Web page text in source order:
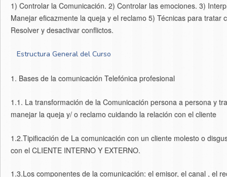
1) Controlar la Comunicación. 2) Controlar las emociones. 3)
Manejar eficazmente la queja y el reclamo 5) Técnicas para
Resolver y desactivar conflictos.
Estructura General del Curso
1. Bases de la comunicación Telefónica profesional
1.1. La transformación de la Comunicación persona a persona y
manejar la queja y/ o reclamo cuidando la relación con el cliente
1.2.Tipificación de La comunicación con un cliente molesto o
con el CLIENTE INTERNO Y EXTERNO.
1.3.Los componentes de la comunicación: el emisor, el canal , el